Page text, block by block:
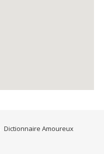
Dictionnaire Amoureux